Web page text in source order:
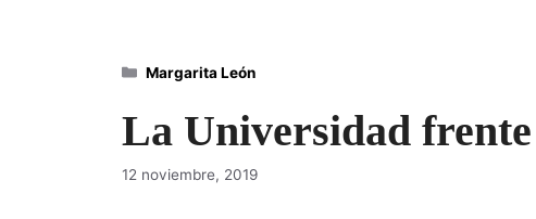
La Universidad
12 noviembre, 2019
Categorías
Margarita León